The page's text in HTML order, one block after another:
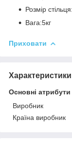
Розмір
Вага:5кг
Приховати
Характеристики
Основні атрибути
Виробник
Країна виробник